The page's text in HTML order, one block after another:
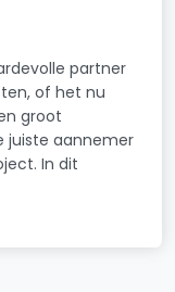
partner
of het nu
groot
juiste aannemer
In dit